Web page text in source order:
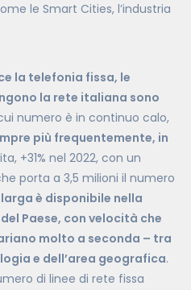
le Smart Cities, l’industria
la telefonia fissa, le
la rete italiana sono
numero è in continuo calo,
più frequentemente, in
+31% nel 2022, con un
porta a 3,5 milioni il numero
è disponibile nella
Paese, con velocità che
molto a seconda – tra
e dell’area geografica.
di linee di rete fissa